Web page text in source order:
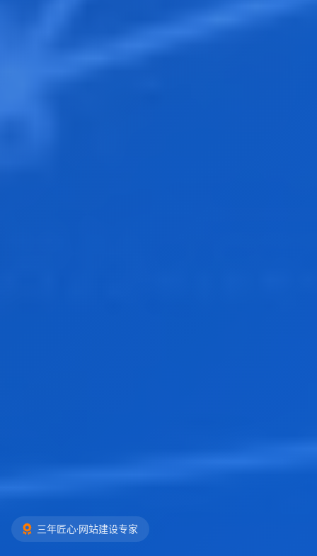
三年匠心·网站建设专家